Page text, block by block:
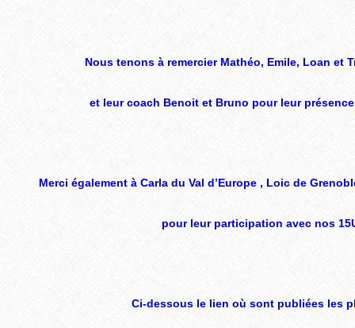
Nous tenons à remercier Mathéo, Emile, Loan et
et leur coach Benoit et Bruno pour leur
Merci également à Carla du Val d’Europe , Loic de
pour leur participation avec nos
Ci-dessous le lien où sont publiées les